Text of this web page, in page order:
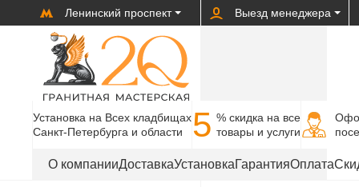
Ленинский проспект Выезд менеджера
Установка на Всех кладбищах
Санкт-Петербурга и области
5 % cкидка на все
товары и услуги
О компанииДоставкаУстановкаГарантияОплата